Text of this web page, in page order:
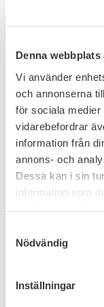
Denna
Vi använder
och annonserna
för sociala
vidarebefordrar
information från
annons- och
Dessa kan i sin
information som
Nödvändig
Inställningar
träning med
men ändå
Fickor
bekvämt
4-vägs
Snabbtorrt
kroppen och
Material: 90